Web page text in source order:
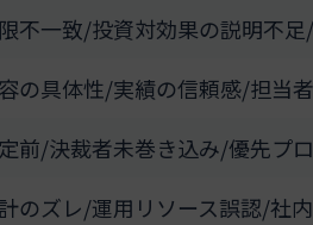
不一致/投資対効果の説明不
の具体性/実績の信頼感/担当
前/決裁者未巻き込み/優先プ
のズレ/運用リソース誤認/社